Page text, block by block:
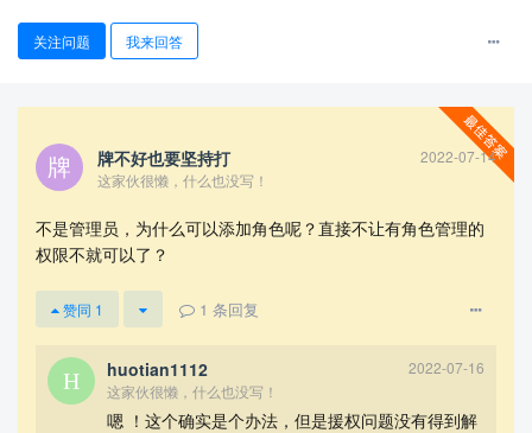
关注问题 我来回答
牌不好也要坚持打
2022-07-14
这家伙很懒，什么也没写！
不是管理员，为什么可以添加角色呢？直接不让有角色管理的
权限不就可以了？
赞同 1 1 条回复
huotian1112
2022-07-16
这家伙很懒，什么也没写！
嗯 ！这个确实是个办法，但是援权问题没有得到解